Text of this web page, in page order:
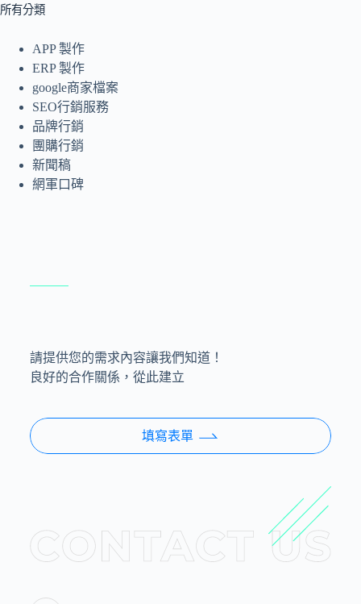
所有分類
APP 製作
ERP 製作
google商家檔案
SEO行銷服務
品牌行銷
團購行銷
新聞稿
網軍口碑
請提供您的需求內容讓我們知道！
良好的合作關係，從此建立
填寫表單